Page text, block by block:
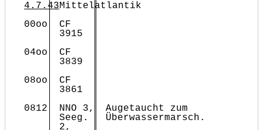
4.7.43Mittelatlantik
00oo
CF
3915
04oo
CF
3839
08oo
CF
3861
0812
NNO 3,
Seeg.
2,
Augetaucht zum
Überwassermarsch.